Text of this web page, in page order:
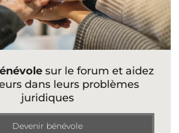
sur le forum et aidez
dans leurs problèmes
juridiques
Devenir bénévole